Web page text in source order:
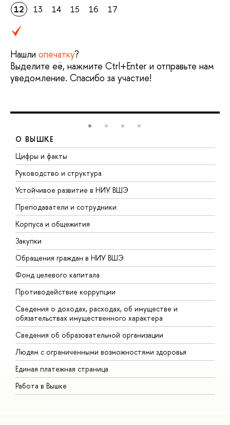
12
13 14 15 16 17
Нашли опечатку?
Выделите её, нажмите Ctrl+Enter и отправьте нам
уведомление. Спасибо за участие!
О ВЫШКЕ
Цифры и факты
Руководство и структура
Устойчивое развитие в НИУ ВШЭ
Преподаватели и сотрудники
Корпуса и общежития
Закупки
Обращения граждан в НИУ ВШЭ
Фонд целевого капитала
Противодействие коррупции
Сведения о доходах, расходах, об имуществе и
обязательствах имущественного характера
Сведения об образовательной организации
Людям с ограниченными возможностями здоровья
Единая платежная страница
Работа в Вышке